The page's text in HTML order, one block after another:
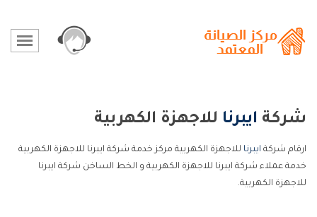
شركة ايبرنا للاجهزة الكهربية
ارقام شركة ايبرنا للاجهزة الكهربية مركز خدمة شركة ايبرنا للاجهزة الكهربية
خدمة عملاء شركة ايبرنا للاجهزة الكهربية و الخط الساخن شركة ايبرنا
للاجهزة الكهربية.